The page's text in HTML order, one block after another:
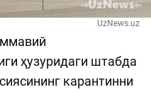
UzNews.uz
ҳузуридаги штабда
карантинни